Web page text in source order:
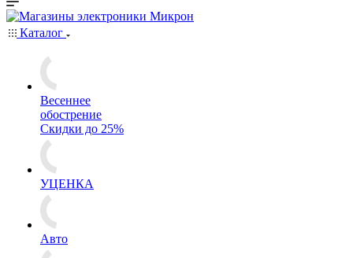
Каталог
Весеннее
обострение
Скидки до 25%
УЦЕНКА
Авто